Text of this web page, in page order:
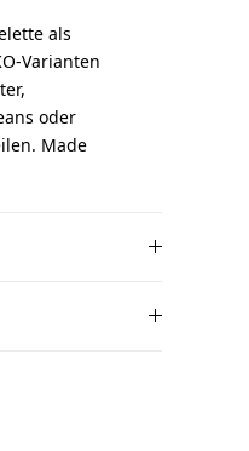
als
Varianten
oder
Made